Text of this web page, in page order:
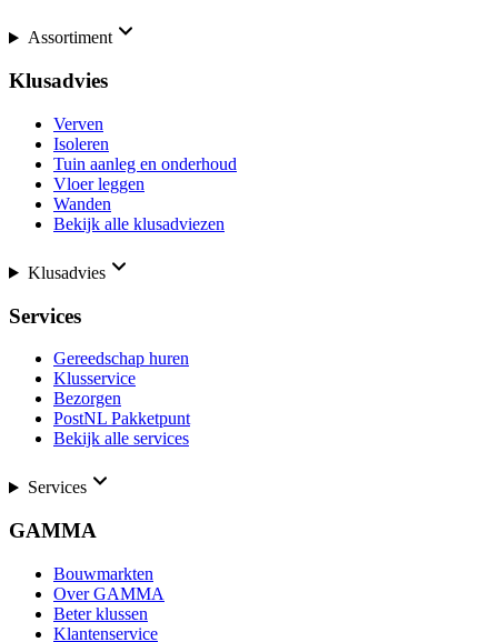
Assortiment
Klusadvies
Verven
Isoleren
Tuin aanleg en onderhoud
Vloer leggen
Wanden
Bekijk alle klusadviezen
Klusadvies
Services
Gereedschap huren
Klusservice
Bezorgen
PostNL Pakketpunt
Bekijk alle services
Services
GAMMA
Bouwmarkten
Over GAMMA
Beter klussen
Klantenservice